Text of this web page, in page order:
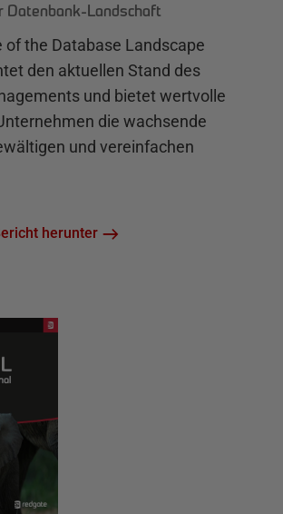
Datenbank-Landschaft
of the Database Landscape
den aktuellen Stand des
und bietet wertvolle
die wachsende
und vereinfachen
herunter